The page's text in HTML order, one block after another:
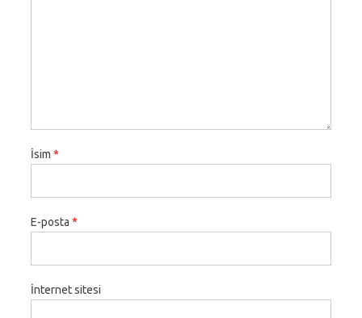
İsim *
E-posta *
İnternet sitesi